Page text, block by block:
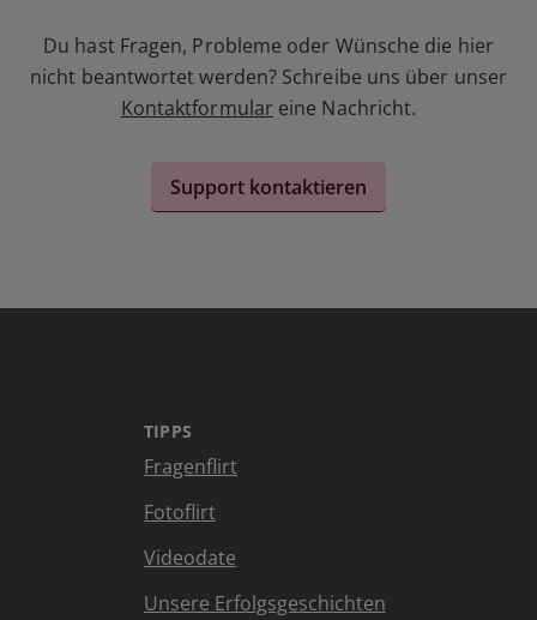
Du hast Fragen, Probleme oder Wünsche die hier
nicht beantwortet werden? Schreibe uns über unser
Kontaktformular eine Nachricht.
Support kontaktieren
TIPPS
Fragenflirt
Fotoflirt
Videodate
Unsere Erfolgsgeschichten